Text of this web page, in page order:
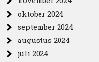
oktober 2024
september 2024
augustus 2024
juli 2024